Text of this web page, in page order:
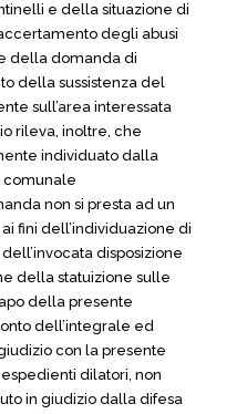
e della situazione di
degli abusi
della domanda di
della sussistenza del
sull’area interessata
rileva, inoltre, che
individuato dalla
comunale
non si presta ad un
fini dell’individuazione di
disposizione
della statuizione sulle
della presente
dell’integrale ed
con la presente
dilatori, non
in giudizio dalla difesa